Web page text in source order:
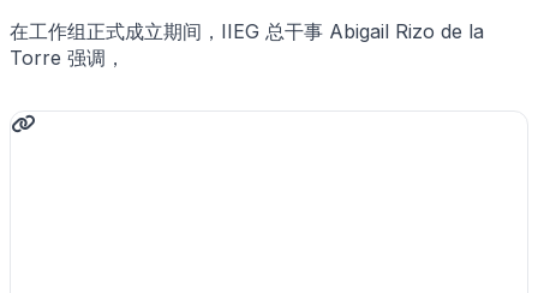
在工作组正式成立期间，IIEG 总干事 Abigail Rizo de la
Torre 强调，